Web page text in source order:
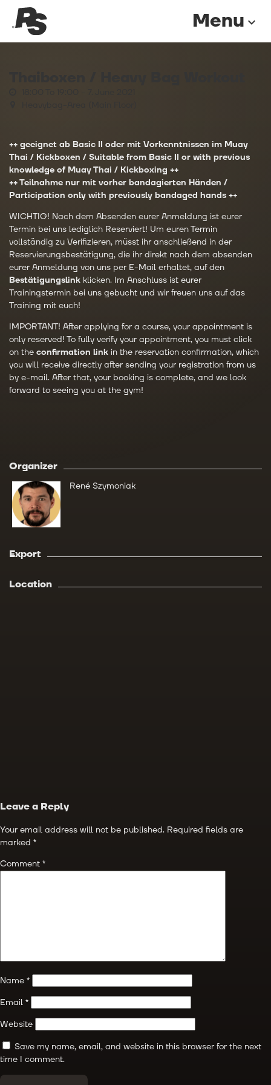
Menu expand_more
++ geeignet ab Basic II oder mit Vorkenntnissen im Muay
Thai / Kickboxen / Suitable from Basic II or with previous
knowledge of Muay Thai / Kickboxing ++
++ Teilnahme nur mit vorher bandagierten Händen /
Participation only with previously bandaged hands ++
WICHTIG! Nach dem Absenden eurer Anmeldung ist eurer
Termin bei uns lediglich Reserviert! Um euren Termin
vollständig zu Verifizieren, müsst ihr anschließend in der
Reservierungsbestätigung, die ihr direkt nach dem absenden
eurer Anmeldung von uns per E-Mail erhaltet, auf den
Bestätigungslink klicken. Im Anschluss ist eurer
Trainingstermin bei uns gebucht und wir freuen uns auf das
Training mit euch!
IMPORTANT! After applying for a course, your appointment is
only reserved! To fully verify your appointment, you must click
on the confirmation link in the reservation confirmation, which
you will receive directly after sending your registration from us
by e-mail. After that, your booking is complete, and we look
forward to seeing you at the gym!
Organizer
René Szymoniak
Export
Location
Leave a Reply
Your email address will not be published. Required fields are
marked *
Comment *
Name *
Email *
Website
Save my name, email, and website in this browser for the next
time I comment.